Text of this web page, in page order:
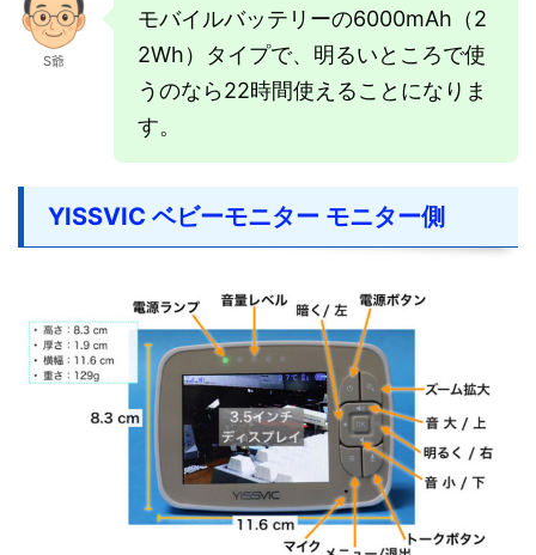
S爺
モバイルバッテリーの6000mAh（2
2Wh）タイプで、明るいところで使
うのなら22時間使えることになりま
す。
YISSVIC ベビーモニター モニター側